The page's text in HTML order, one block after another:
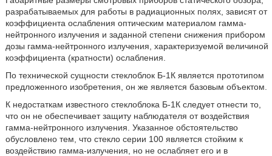
разрабатываемых для работы в радиационных полях, зависят от
коэффициента ослабления оптическим материалом гамма-
нейтронного излучения и заданной степени снижения прибором
дозы гамма-нейтронного излучения, характеризуемой величиной
коэффициента (кратности) ослабления.
По технической сущности стеклоблок Б-1К является прототипом
предложенного изобретения, он же является базовым объектом.
К недостаткам известного стеклоблока Б-1К следует отнести то,
что он не обеспечивает защиту наблюдателя от воздействия
гамма-нейтронного излучения. Указанное обстоятельство
обусловлено тем, что стекло серии 100 является стойким к
воздействию гамма-излучения, но не ослабляет его и в